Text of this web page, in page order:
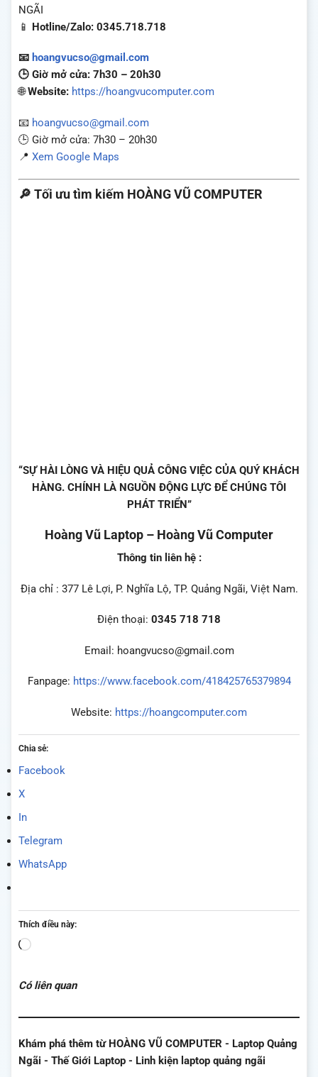
NGÃI
📱 Hotline/Zalo: 0345.718.718
📧 hoangvucso@gmail.com
🕒 Giờ mở cửa: 7h30 – 20h30
🌐Website: https://hoangvucomputer.com
📧 hoangvucso@gmail.com
🕒 Giờ mở cửa: 7h30 – 20h30
📍 Xem Google Maps
🔎 Tối ưu tìm kiếm HOÀNG VŨ COMPUTER
“SỰ HÀI LÒNG VÀ HIỆU QUẢ CÔNG VIỆC CỦA QUÝ KHÁCH
HÀNG. CHÍNH LÀ NGUỒN ĐỘNG LỰC ĐỂ CHÚNG TÔI
PHÁT TRIỂN”
Hoàng Vũ Laptop – Hoàng Vũ Computer
Thông tin liên hệ :
Địa chỉ : 377 Lê Lợi, P. Nghĩa Lộ, TP. Quảng Ngãi, Việt Nam.
Điện thoại: 0345 718 718
Email: hoangvucso@gmail.com
Fanpage: https://www.facebook.com/418425765379894
Website: https://hoangcomputer.com
Chia sẻ:
Facebook
X
In
Telegram
WhatsApp
Thích điều này:
Đang
Có liên quan
Khám phá thêm từ HOÀNG VŨ COMPUTER - Laptop Quảng
Ngãi - Thế Giới Laptop - Linh kiện laptop quảng ngãi